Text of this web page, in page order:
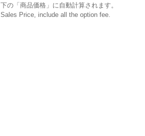
下の「商品価格」に自動計算されます。
Sales Price, include all the option fee.